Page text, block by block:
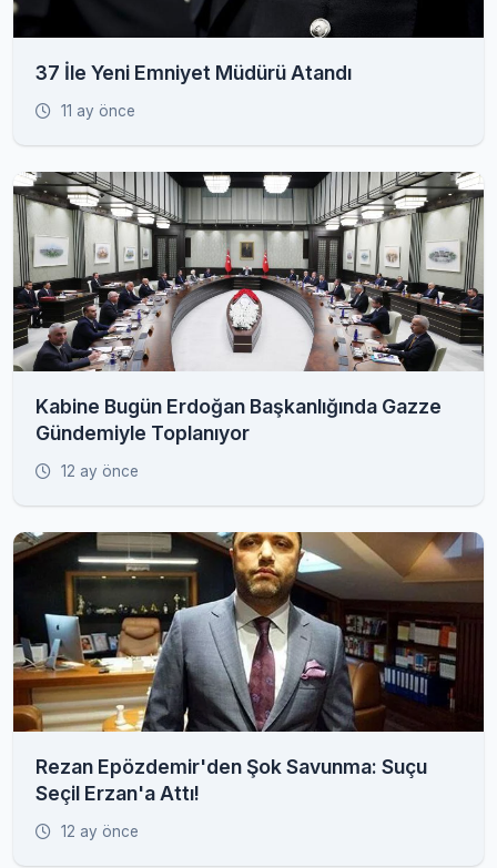
37 İle Yeni Emniyet Müdürü Atandı
11 ay önce
Kabine Bugün Erdoğan Başkanlığında Gazze
Gündemiyle Toplanıyor
12 ay önce
Rezan Epözdemir'den Şok Savunma: Suçu
Seçil Erzan'a Attı!
12 ay önce